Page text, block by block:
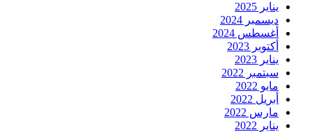
يناير 2025
ديسمبر 2024
أغسطس 2024
أكتوبر 2023
يناير 2023
سبتمبر 2022
مايو 2022
أبريل 2022
مارس 2022
يناير 2022